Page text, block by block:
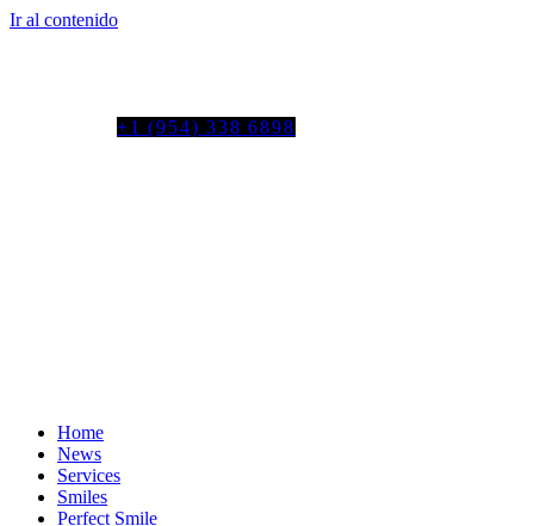
Ir al contenido
+1 (954) 338 6898
Home
News
Services
Smiles
Perfect Smile